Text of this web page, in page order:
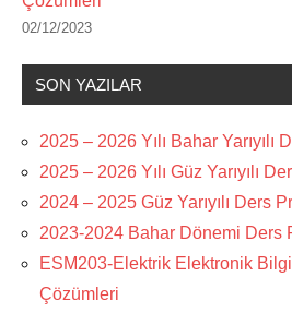
02/12/2023
SON YAZILAR
2025 – 2026 Yılı Bahar Yarıyılı
2025 – 2026 Yılı Güz Yarıyılı
2024 – 2025 Güz Yarıyılı Ders
2023-2024 Bahar Dönemi Ders
ESM203-Elektrik Elektronik
Çözümleri